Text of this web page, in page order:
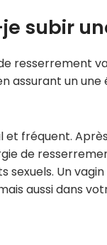
subir
resserrement
assurant un
fréquent.
de
Un
aussi dans